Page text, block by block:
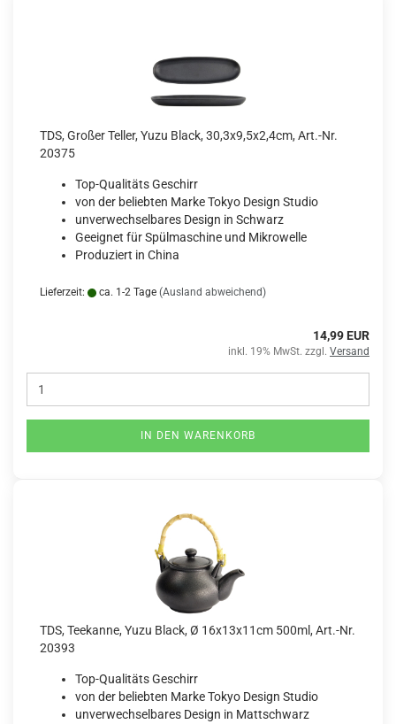
TDS, Großer Teller, Yuzu Black, 30,3x9,5x2,4cm, Art.-Nr.
20375
Top-Qualitäts Geschirr
von der beliebten Marke Tokyo Design Studio
unverwechselbares Design in Schwarz
Geeignet für Spülmaschine und Mikrowelle
Produziert in China
Lieferzeit: ca. 1-2 Tage (Ausland abweichend)
14,99 EUR
inkl. 19% MwSt. zzgl. Versand
IN DEN WARENKORB
TDS, Teekanne, Yuzu Black, Ø 16x13x11cm 500ml, Art.-Nr.
20393
Top-Qualitäts Geschirr
von der beliebten Marke Tokyo Design Studio
unverwechselbares Design in Mattschwarz